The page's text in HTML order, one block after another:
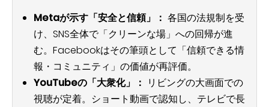
Metaが示す「安全と信頼」： 各国の法規制を受
け、SNS全体で「クリーンな場」への回帰が進
む。Facebookはその筆頭として「信頼できる情
報・コミュニティ」の価値が再評価。
YouTubeの「大衆化」： リビングの大画面での
視聴が定着。ショート動画で認知し、テレビで長